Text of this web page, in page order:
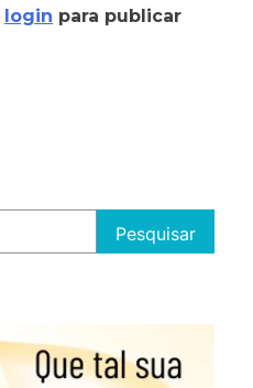
login para publicar
Pesquisar